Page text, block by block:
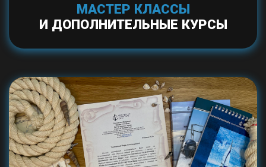
МАСТЕР КЛАССЫ
И ДОПОЛНИТЕЛЬНЫЕ КУРСЫ